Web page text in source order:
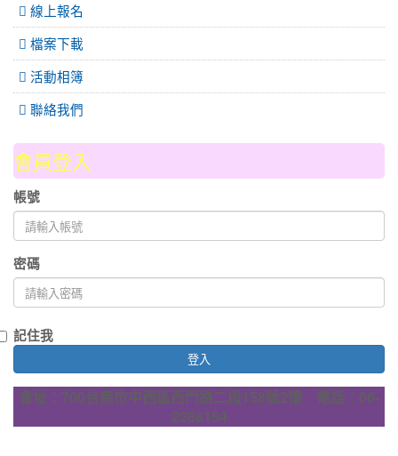
線上報名
檔案下載
活動相簿
聯絡我們
會員登入
帳號
密碼
記住我
登入
會址：700台南市中西區西門路二段158號2樓 電話：06-
2286154